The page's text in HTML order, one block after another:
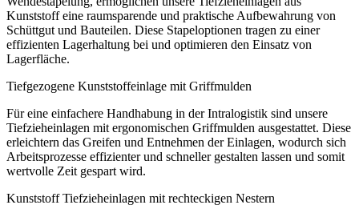
Kunststoff eine raumsparende und praktische Aufbewahrung von
Schüttgut und Bauteilen. Diese Stapeloptionen tragen zu einer
effizienten Lagerhaltung bei und optimieren den Einsatz von
Lagerfläche.
Tiefgezogene Kunststoffeinlage mit Griffmulden
Für eine einfachere Handhabung in der Intralogistik sind unsere
Tiefzieheinlagen mit ergonomischen Griffmulden ausgestattet. Diese
erleichtern das Greifen und Entnehmen der Einlagen, wodurch sich
Arbeitsprozesse effizienter und schneller gestalten lassen und somit
wertvolle Zeit gespart wird.
Kunststoff Tiefzieheinlagen mit rechteckigen Nestern